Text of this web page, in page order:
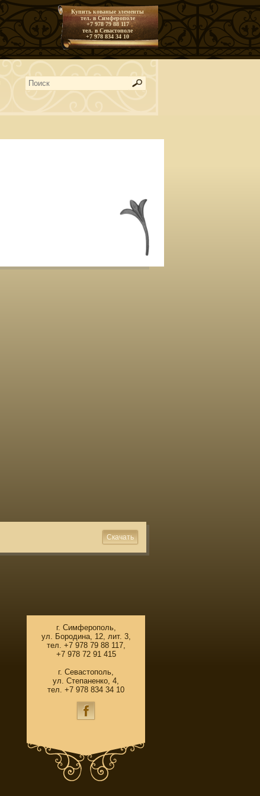
Купить кованые элементы
тел. в Симферополе
+7 978 79 88 117
тел. в Севастополе
+7 978 834 34 10
Скачать
г. Симферополь,
ул. Бородина, 12, лит. 3,
тел. +7 978 79 88 117,
+7 978 72 91 415
г. Севастополь,
ул. Степаненко, 4,
тел. +7 978 834 34 10